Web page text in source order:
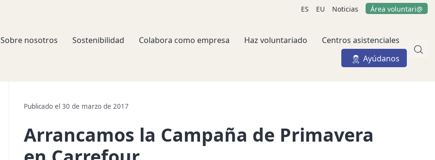
ES EU Noticias Área voluntari@
Sobre nosotros Sostenibilidad Colabora como empresa Haz voluntariado
Centros asistenciales
Ayúdanos
Publicado el 30 de marzo de 2017
Arrancamos la Campaña de Primavera